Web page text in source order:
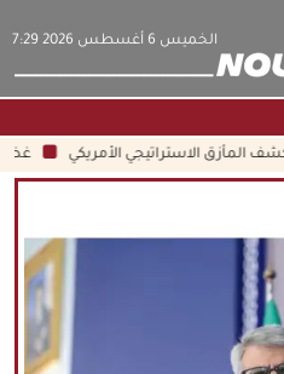
‫‫الخميس‬‬ 6 أغسطس 2026 7:29
|من نحن غضب ترامب الاستراتيجي الأمريكي